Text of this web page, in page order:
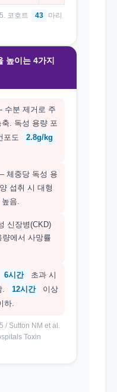
코호트 43
마리
높이는 4가지
수분 제거로 주
축. 독성 용량 포
포도
2.8g/kg
중당 독성 용
섭취 시 대형
높음.
신장병(CKD)
에서 사망률
6시간
초과 시
12시간
이상
하.
/ Sutton NM et al.
Toxin